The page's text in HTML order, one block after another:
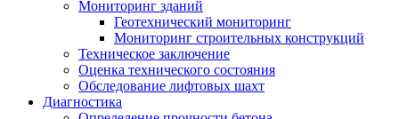
Мониторинг зданий
Геотехнический мониторинг
Мониторинг строительных конструкций
Техническое заключение
Оценка технического состояния
Обследование лифтовых шахт
Диагностика